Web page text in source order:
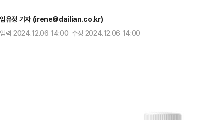
임유정 기자 (irene@dailian.co.kr)
입력 2024.12.06 14:00 수정 2024.12.06 14:00